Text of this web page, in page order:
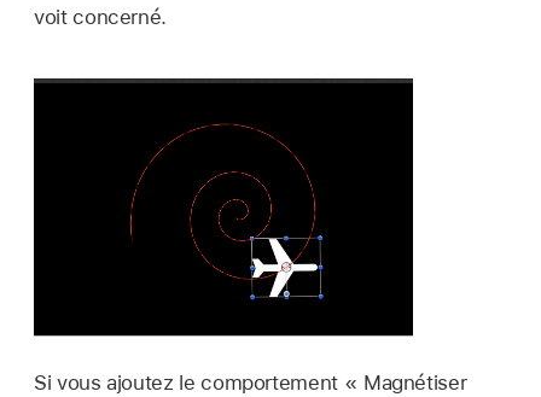
voit concerné.
Si vous ajoutez le comportement « Magnétiser